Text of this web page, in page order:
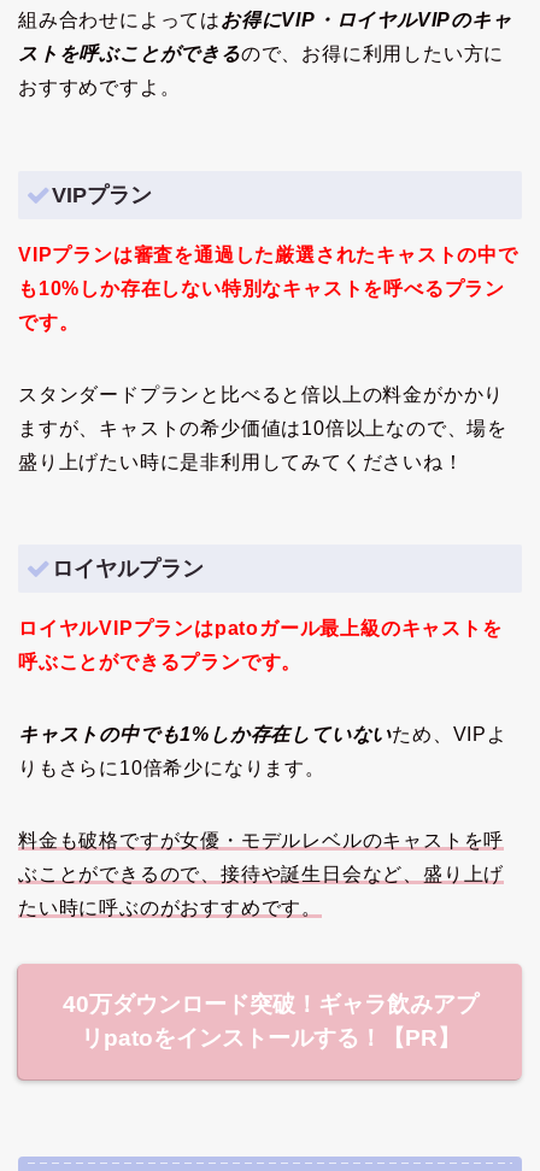
組み合わせによってはお得にVIP・ロイヤルVIPのキャ
ストを呼ぶことができるので、お得に利用したい方に
おすすめですよ。
VIPプラン
VIPプランは審査を通過した厳選されたキャストの中で
も10%しか存在しない特別なキャストを呼べるプラン
です。
スタンダードプランと比べると倍以上の料金がかかり
ますが、キャストの希少価値は10倍以上なので、場を
盛り上げたい時に是非利用してみてくださいね！
ロイヤルプラン
ロイヤルVIPプランはpatoガール最上級のキャストを
呼ぶことができるプランです。
キャストの中でも1%しか存在していないため、VIPよ
りもさらに10倍希少になります。
料金も破格ですが女優・モデルレベルのキャストを呼
ぶことができるので、接待や誕生日会など、盛り上げ
たい時に呼ぶのがおすすめです。
40万ダウンロード突破！ギャラ飲みアプ
リpatoをインストールする！【PR】